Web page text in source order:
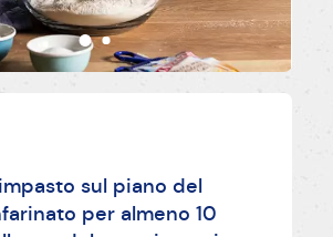
sul piano del
per almeno 10